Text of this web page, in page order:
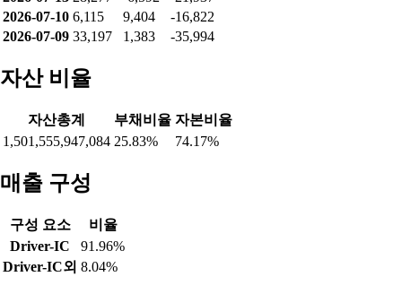
2026-07-29 128,980 -41,075
-102,091
2026-07-28 99,723 -28,233
-75,058
43,697 -3,799
-41,054
2026-07-24 30,350
2026-07-23 21,422
2026-07-21 10,097 5,333
-16,000
2026-07-20 17,457 -15,006
-2,874
2026-07-15 -9,727
2026-07-13
28,277
2026-07-10
6,115 9,404
2026-07-09 33,197